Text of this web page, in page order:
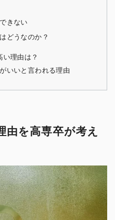
きない
どうなのか？
い理由は？
いいと言われる理由
由を高専卒が考え